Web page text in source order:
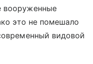
вооруженные
это не помешало
видовой